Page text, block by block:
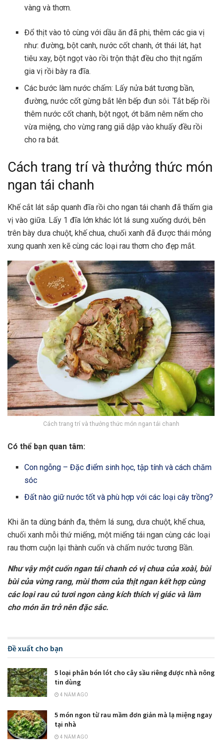
vàng và thơm.
Đổ thịt vào tô cùng với dầu ăn đã phi, thêm các gia vị
như: đường, bột canh, nước cốt chanh, ớt thái lát, hạt
tiêu xay, bột ngọt vào rồi trộn thật đều cho thịt ngấm
gia vị rồi bày ra đĩa.
Các bước làm nước chấm: Lấy nửa bát tương bần,
đường, nước cốt gừng bắt lên bếp đun sôi. Tắt bếp rồi
thêm nước cốt chanh, bột ngọt, ớt băm nêm nếm cho
vừa miệng, cho vừng rang giã dập vào khuấy đều rồi
cho ra bát.
Cách trang trí và thưởng thức món
ngan tái chanh
Khế cắt lát sắp quanh đĩa rồi cho ngan tái chanh đã thấm gia
vị vào giữa. Lấy 1 đĩa lớn khác lót lá sung xuống dưới, bên
trên bày dưa chuột, khế chua, chuối xanh đã được thái mỏng
xung quanh xen kẽ cùng các loại rau thơm cho đẹp mắt.
Cách trang trí và thưởng thức món ngan tái chanh
Có thể bạn quan tâm:
Con ngỗng – Đặc điểm sinh học, tập tính và cách chăm
sóc
Đất nào giữ nước tốt và phù hợp với các loại cây trồng?
Khi ăn ta dùng bánh đa, thêm lá sung, dưa chuột, khế chua,
chuối xanh mỗi thứ miếng, một miếng tái ngan cùng các loại
rau thơm cuộn lại thành cuốn và chấm nước tương Bần.
Như vậy một cuốn ngan tái chanh có vị chua của xoài, bùi
bùi của vừng rang, mùi thơm của thịt ngan kết hợp cùng
các loại rau củ tươi ngon càng kích thích vị giác và làm
cho món ăn trở nên đặc sắc.
Đề xuất cho bạn
5 loại phân bón lót cho cây sầu riêng được nhà nông
tin dùng
4 NĂM AGO
5 món ngon từ rau mầm đơn giản mà lạ miệng ngay
tại nhà
4 NĂM AGO